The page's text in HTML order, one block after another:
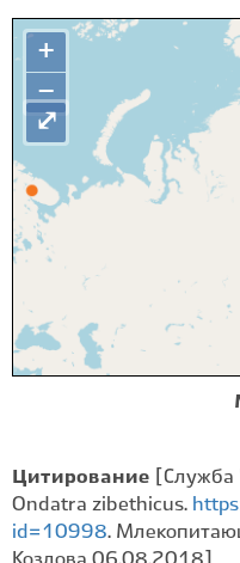
+
−
⤢
Цитирование
Ondatra zibethicus.
id=10998.